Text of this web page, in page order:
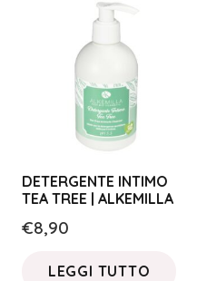
DETERGENTE INTIMO
TEA TREE | ALKEMILLA
€8,90
LEGGI TUTTO